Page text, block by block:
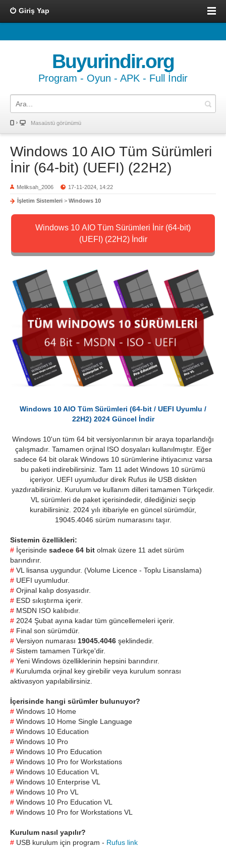
Giriş Yap
Buyurindir.org
Program - Oyun - APK - Full İndir
Masaüstü görünümü
Windows 10 AIO Tüm Sürümleri
İnir (64-bit) (UEFI) (22H2)
Meliksah_2006 17-11-2024, 14:22
İşletim Sistemleri > Windows 10
Windows 10 AIO Tüm Sürümleri İnir (64-bit)
(UEFI) (22H2) İndir
Windows 10 AIO Tüm Sürümleri (64-bit / UEFI Uyumlu /
22H2) 2024 Güncel İndir
Windows 10'un tüm 64 bit versiyonlarının bir araya toparlandığı
çalışmadır. Tamamen orjinal ISO dosyaları kullanılmıştır. Eğer
sadece 64 bit olarak Windows 10 sürümlerine ihtiyacınız varsa
bu paketi indirebilirsiniz. Tam 11 adet Windows 10 sürümü
içeriyor. UEFI uyumludur direk Rufus ile USB diskten
yazdırabilirsiniz. Kurulum ve kullanım dilleri tamamen Türkçedir.
VL sürümleri de paket içerisindedir, dilediğinizi seçip
kurabilirsiniz. 2024 yılı itibariyle en güncel sürümdür,
19045.4046 sürüm numarasını taşır.
Sistemin özellikleri:
# İçerisinde sadece 64 bit olmak üzere 11 adet sürüm
barındırır.
# VL lisansa uygundur. (Volume Licence - Toplu Lisanslama)
# UEFI uyumludur.
# Orjinal kalıp dosyasıdır.
# ESD sıkıştırma içerir.
# MSDN ISO kalıbıdır.
# 2024 Şubat ayına kadar tüm güncellemeleri içerir.
# Final son sürümdür.
# Versiyon numarası 19045.4046 şeklindedir.
# Sistem tamamen Türkçe'dir.
# Yeni Windows özelliklerinin hepsini barındırır.
# Kurulumda orjinal key girebilir veya kurulum sonrası
aktivasyon yapılabilirsiniz.
İçerisinde hangi sürümler bulunuyor?
# Windows 10 Home
# Windows 10 Home Single Language
# Windows 10 Education
# Windows 10 Pro
# Windows 10 Pro Education
# Windows 10 Pro for Workstations
# Windows 10 Education VL
# Windows 10 Enterprise VL
# Windows 10 Pro VL
# Windows 10 Pro Education VL
# Windows 10 Pro for Workstations VL
Kurulum nasıl yapılır?
# USB kurulum için program - Rufus link